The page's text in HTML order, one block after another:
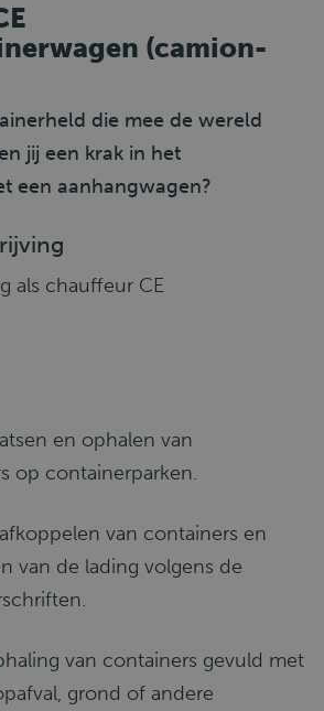
(camion-
die mee de wereld
jij een krak in het
een aanhangwagen?
als chauffeur CE
en ophalen van
op containerparken.
van containers en
van de lading volgens de
van containers gevuld met
grond of andere